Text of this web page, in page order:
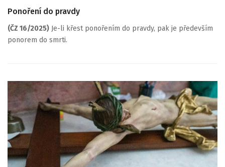
Ponoření do pravdy
(ČZ 16/2025) Je-li křest ponořením do pravdy, pak je především
ponorem do smrti.